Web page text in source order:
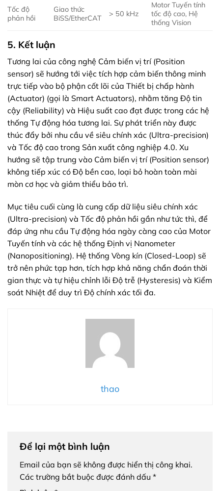
Tốc độ
phản hồi
Giao thức
BiSS/EtherCAT
> 50 kHz
Motor Tuyến tính
tốc độ cao, Hệ
thống Vision
5. Kết luận
Tương lai của công nghệ Cảm biến vị trí (Position
sensor) sẽ hướng tới việc tích hợp cảm biến thông minh
trực tiếp vào bộ phận cốt lõi của Thiết bị chấp hành
(Actuator) (gọi là Smart Actuators), nhằm tăng Độ tin
cậy (Reliability) và Hiệu suất cao đạt được trong các hệ
thống Tự động hóa tương lai. Sự phát triển này được
thúc đẩy bởi nhu cầu về siêu chính xác (Ultra-precision)
và Tốc độ cao trong Sản xuất công nghiệp 4.0. Xu
hướng sẽ tập trung vào Cảm biến vị trí (Position sensor)
không tiếp xúc có Độ bền cao, loại bỏ hoàn toàn mài
mòn cơ học và giảm thiểu bảo trì.
Mục tiêu cuối cùng là cung cấp dữ liệu siêu chính xác
(Ultra-precision) và Tốc độ phản hồi gần như tức thì, để
đáp ứng nhu cầu Tự động hóa ngày càng cao của Motor
Tuyến tính và các hệ thống Định vị Nanometer
(Nanopositioning). Hệ thống Vòng kín (Closed-Loop) sẽ
trở nên phức tạp hơn, tích hợp khả năng chẩn đoán thời
gian thực và tự hiệu chỉnh lỗi Độ trễ (Hysteresis) và Kiểm
soát Nhiệt để duy trì Độ chính xác tối đa.
thao
Để lại một bình luận
Email của bạn sẽ không được hiển thị công khai.
Các trường bắt buộc được đánh dấu *